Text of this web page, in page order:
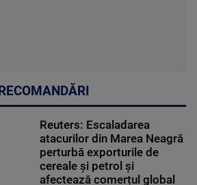
RECOMANDĂRI
Reuters: Escaladarea
atacurilor din Marea Neagră
perturbă exporturile de
cereale și petrol și
afectează comerțul global